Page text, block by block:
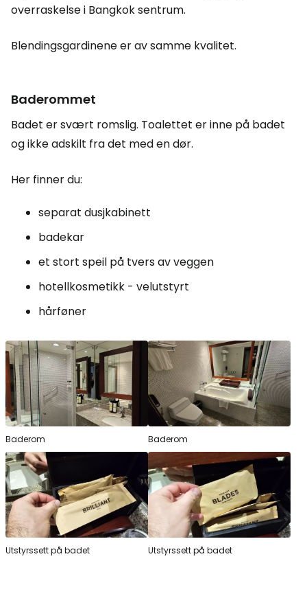
overraskelse i Bangkok sentrum.
Blendingsgardinene er av samme kvalitet.
Baderommet
Badet er svært romslig. Toalettet er inne på badet
og ikke adskilt fra det med en dør.
Her finner du:
separat dusjkabinett
badekar
et stort speil på tvers av veggen
hotellkosmetikk - velutstyrt
hårføner
Baderom Baderom
Utstyrssett på badet Utstyrssett på badet